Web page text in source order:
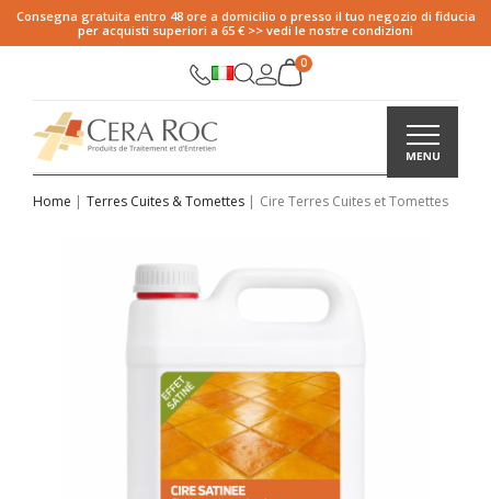
Consegna gratuita entro 48 ore a domicilio o presso il tuo negozio di fiducia
per acquisti superiori a 65 € >> vedi le nostre condizioni
Home Terres Cuites & Tomettes Cire Terres Cuites et Tomettes